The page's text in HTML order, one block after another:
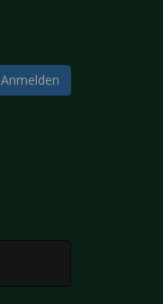
Anmelden